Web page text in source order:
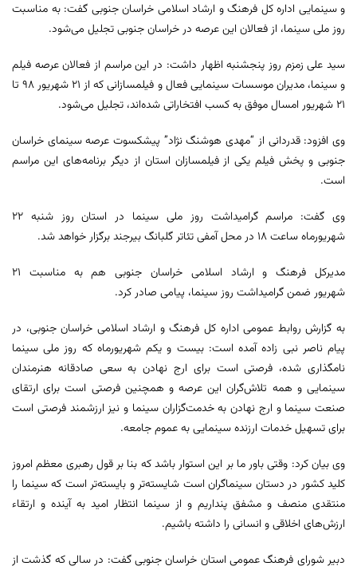
و سینمایی اداره کل فرهنگ و ارشاد اسلامی خراسان جنوبی گفت: به مناسبت
روز ملی سینما، از فعالان این عرصه در خراسان جنوبی تجلیل می‌شود.
سید علی زمزم روز پنجشنبه اظهار داشت: در این مراسم از فعالان عرصه فیلم
و سینما، مدیران موسسات سینمایی فعال و فیلمسازانی که از ۲۱ شهریور ۹۸ تا
۲۱ شهریور امسال موفق به کسب افتخاراتی شده‌اند، تجلیل می‌شود.
وی افزود: قدردانی از “مهدی هوشنگ نژاد” پیشکسوت عرصه سینمای خراسان
جنوبی و پخش فیلم یکی از فیلمسازان استان از دیگر برنامه‌های این مراسم
است.
وی گفت: مراسم گرامیداشت روز ملی سینما در استان روز شنبه ۲۲
شهریورماه ساعت ۱۸ در محل آمفی تئاتر گلبانگ بیرجند برگزار خواهد شد.
مدیرکل فرهنگ و ارشاد اسلامی خراسان جنوبی هم به مناسبت ۲۱
شهریور ضمن گرامیداشت روز سینما، پیامی صادر کرد.
به گزارش روابط عمومی اداره کل فرهنگ و ارشاد اسلامی خراسان جنوبی، در
پیام ناصر نبی‌ زاده آمده است: بیست و یکم شهریورماه که روز ملی سینما
نامگذاری شده، فرصتی است برای ارج نهادن به سعی صادقانه هنرمندان
سینمایی و همه تلاش‌گران این عرصه و همچنین فرصتی است برای ارتقای
صنعت سینما و ارج نهادن به خدمت‌گزاران سینما و نیز ارزشمند فرصتی است
برای تسهیل خدمات ارزنده سینمایی به عموم جامعه.
وی بیان کرد: وقتی باور ما بر این استوار باشد که بنا بر قول رهبری معظم امروز
کلید کشور در دستان سینماگران است شایسته‌تر و بایسته‌تر است که سینما را
منتقدی منصف و مشفق پنداریم و از سینما انتظار امید به آینده و ارتقاء
ارزش‌های اخلاقی و انسانی را داشته باشیم.
دبیر شورای فرهنگ عمومی استان خراسان جنوبی گفت: در سالی که گذشت از